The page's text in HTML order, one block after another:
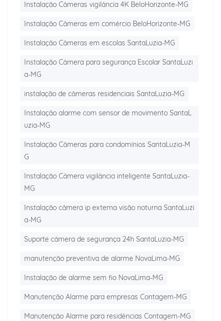
Instalação Câmeras vigilância 4K BeloHorizonte-MG
Instalação Câmeras em comércio BeloHorizonte-MG
Instalação Câmeras em escolas SantaLuzia-MG
Instalação Câmera para segurança Escolar SantaLuzi
a-MG
instalação de câmeras residenciais SantaLuzia-MG
Instalação alarme com sensor de movimento SantaL
uzia-MG
Instalação Câmeras para condomínios SantaLuzia-M
G
Instalação Câmera vigilância inteligente SantaLuzia-
MG
Instalação câmera ip externa visão noturna SantaLuzi
a-MG
Suporte câmera de segurança 24h SantaLuzia-MG
manutenção preventiva de alarme NovaLima-MG
Instalação de alarme sem fio NovaLima-MG
Manutenção Alarme para empresas Contagem-MG
Manutenção Alarme para residências Contagem-MG